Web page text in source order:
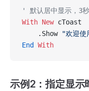
' 默认居中显示，3
With New cToast
    .Show
"欢迎使
End
With
示例2：指定显示